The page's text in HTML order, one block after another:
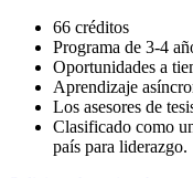
66 créditos
Programa de 3-4
Oportunidades a
Aprendizaje
Los asesores de
Clasificado como
país para liderazgo.